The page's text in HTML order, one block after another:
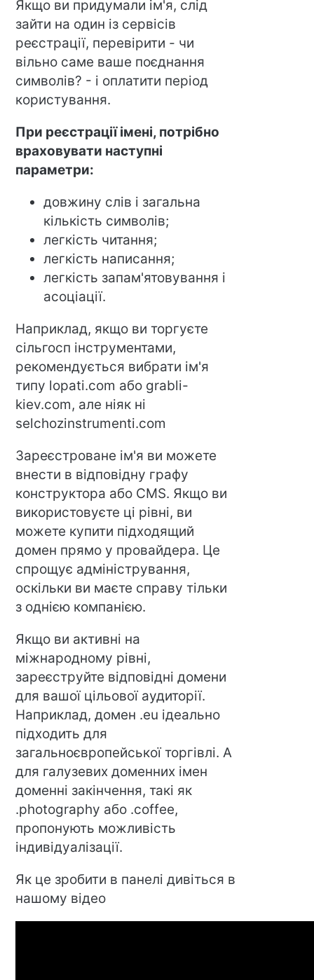
Якщо ви придумали ім'я, слід
зайти на один із сервісів
реєстрації, перевірити - чи
вільно саме ваше поєднання
символів? - і оплатити період
користування.
При реєстрації імені, потрібно
враховувати наступні
параметри:
довжину слів і загальна
кількість символів;
легкість читання;
легкість написання;
легкість запам'ятовування і
асоціації.
Наприклад, якщо ви торгуєте
сільгосп інструментами,
рекомендується вибрати ім'я
типу lopati.com або grabli-
kiev.com, але ніяк ні
selchozinstrumenti.com
Зареєстроване ім'я ви можете
внести в відповідну графу
конструктора або CMS. Якщо ви
використовуєте ці рівні, ви
можете купити підходящий
домен прямо у провайдера. Це
спрощує адміністрування,
оскільки ви маєте справу тільки
з однією компанією.
Якщо ви активні на
міжнародному рівні,
зареєструйте відповідні домени
для вашої цільової аудиторії.
Наприклад, домен .eu ідеально
підходить для
загальноєвропейської торгівлі. А
для галузевих доменних імен
доменні закінчення, такі як
.photography або .coffee,
пропонують можливість
індивідуалізації.
Як це зробити в панелі дивіться в
нашому відео